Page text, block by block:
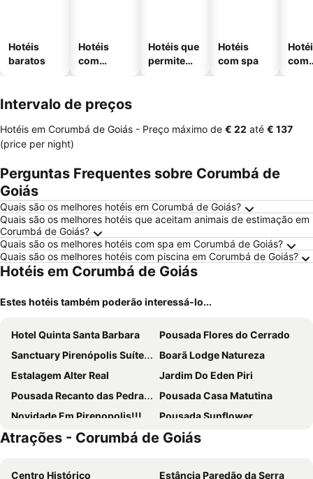
Hotéis
baratos
Hotéis
com
Hotéis que
permitem
Hotéis
com spa
com
Intervalo de preços
Hotéis em Corumbá de Goiás - Preço máximo de ‎€ 22 até ‎€ 137
(price per night)
Perguntas Frequentes sobre Corumbá de
Goiás
Quais são os melhores hotéis em Corumbá de Goiás?
Quais são os melhores hotéis que aceitam animais de estimação em
Corumbá de Goiás?
Quais são os melhores hotéis com spa em Corumbá de Goiás?
Quais são os melhores hotéis com piscina em Corumbá de Goiás?
Hotéis em Corumbá de Goiás
Estes hotéis também poderão interessá-lo...
Hotel Quinta Santa Barbara
Pousada Flores do Cerrado
Sanctuary Pirenópolis Suítes e Flats
Boarã Lodge Natureza
Estalagem Alter Real
Jardim Do Eden Piri
Pousada Recanto das Pedras São Leopoldo
Pousada Casa Matutina
Novidade Em Pirenopolis!!! Pousada Passarada
Pousada Sunflower
Villa Santorini Boutique e Hotel
Pousada Morro do Frota
Pousada Vila Velha
Dom Jaime - Guest House
Atrações - Corumbá de Goiás
Centro Histórico Estância Paredão da Serra